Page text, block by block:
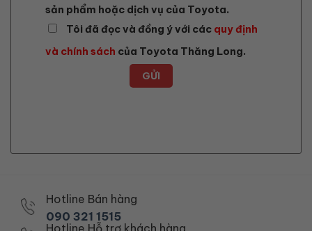
sản phẩm hoặc dịch vụ của Toyota.
Tôi đã đọc và đồng ý với các quy định
và chính sách của Toyota Thăng Long.
Hotline Bán hàng
090 321 1515
Hotline Hỗ trợ khách hàng